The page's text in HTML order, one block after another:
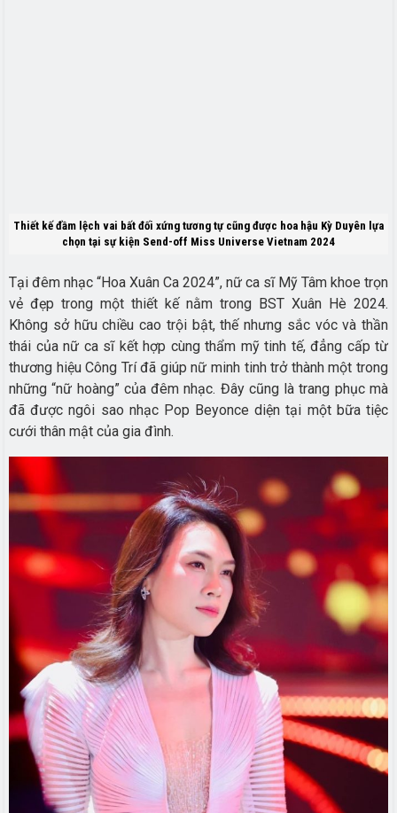
Thiết kế đầm lệch vai bất đối xứng tương tự cũng được hoa hậu Kỳ Duyên lựa
chọn tại sự kiện Send-off Miss Universe Vietnam 2024
Tại đêm nhạc “Hoa Xuân Ca 2024”, nữ ca sĩ Mỹ Tâm khoe trọn
vẻ đẹp trong một thiết kế nằm trong BST Xuân Hè 2024.
Không sở hữu chiều cao trội bật, thế nhưng sắc vóc và thần
thái của nữ ca sĩ kết hợp cùng thẩm mỹ tinh tế, đẳng cấp từ
thương hiệu Công Trí đã giúp nữ minh tinh trở thành một trong
những “nữ hoàng” của đêm nhạc. Đây cũng là trang phục mà
đã được ngôi sao nhạc Pop Beyonce diện tại một bữa tiệc
cưới thân mật của gia đình.